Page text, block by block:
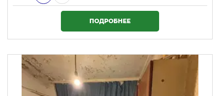
2 408 000 ₴
ПОДРОБНЕЕ